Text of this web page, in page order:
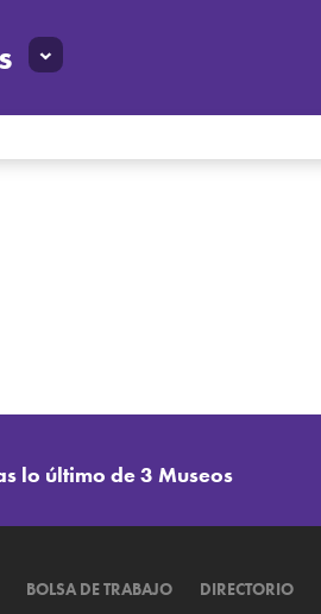
lo último de 3 Museos
BOLSA DE TRABAJO DIRECTORIO